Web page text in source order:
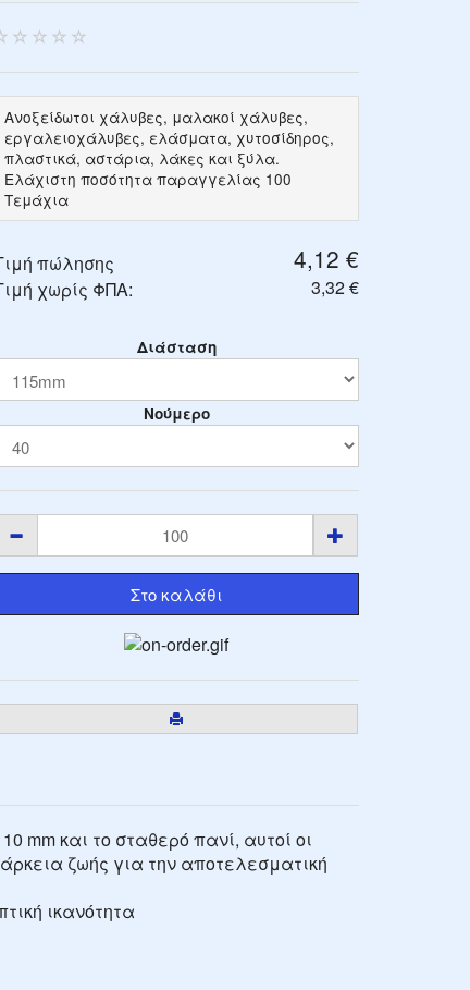
Ανοξείδωτοι χάλυβες, μαλακοί χάλυβες,
εργαλειοχάλυβες, ελάσματα, χυτοσίδηρος,
πλαστικά, αστάρια, λάκες και ξύλα.
Ελάχιστη ποσότητα παραγγελίας 100
Τεμάχια
πώλησης 4,12 €
χωρίς ΦΠΑ: 3,32 €
Διάσταση
Νούμερο
mm και το σταθερό πανί, αυτοί οι
ζωής για την αποτελεσματική
ικανότητα